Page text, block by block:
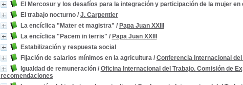
El Mercosur y los desafíos para la integración y participación de la mujer en
El trabajo nocturno/ J. Carpentier
La encíclica "Mater et magistra" / Papa Juan XXIII
La encíclica "Pacem in terris" / Papa Juan XXIII
Estabilización y respuesta social
Fijación de salarios mínimos en la agricultura/ Conferencia Internacional
Igualdad de remuneración/ Oficina Internacional del Trabajo. Comisión de
recomendaciones